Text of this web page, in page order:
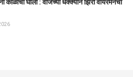
काळाचा घाला : वीजेच्या धक्क्याने झिरो वायरमनचा